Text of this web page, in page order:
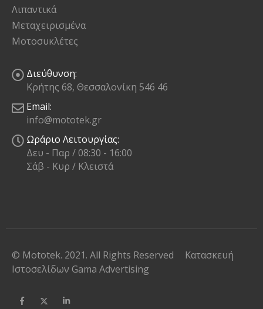
Λιπαντικά
Μεταχειρισμένα
Μοτοσυκλέτες
Διεύθυνση:
Κρήτης 68, Θεσσαλονίκη 546 46
Email:
info@mototek.gr
Ωράριο Λειτουργίας:
Δευ - Παρ / 08:30 - 16:00
Σάβ - Κυρ / Κλειστά
© Mototek. 2021. All Rights Reserved
Κατασκευή
Ιστοσελίδων Gama Advertising